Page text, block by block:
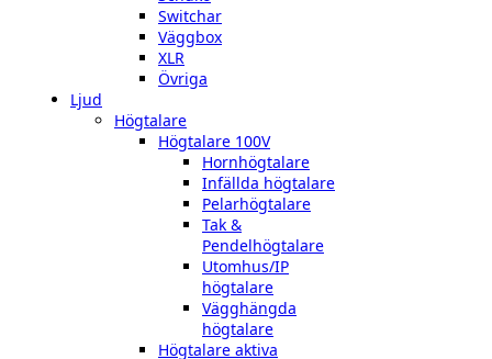
Switchar
Väggbox
XLR
Övriga
Ljud
Högtalare
Högtalare 100V
Hornhögtalare
Infällda högtalare
Pelarhögtalare
Tak &
Pendelhögtalare
Utomhus/IP
högtalare
Vägghängda
högtalare
Högtalare aktiva